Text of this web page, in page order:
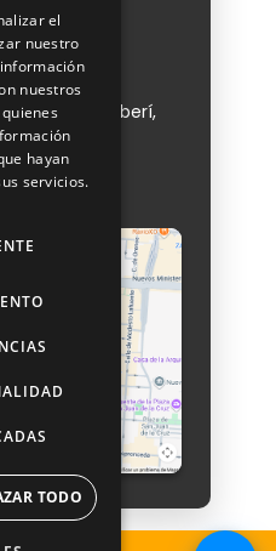
1, Chamberí,
mapa
el
nuestro
nuestros
hayan
servicios.
TODO